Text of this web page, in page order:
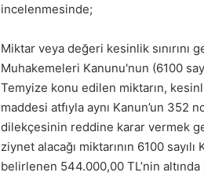
incelenmesinde;
Miktar veya değeri kesinlik sınırını
Muhakemeleri Kanunu'nun (6100
Temyize konu edilen miktarın,
maddesi atfıyla aynı Kanun’un 352
dilekçesinin reddine karar vermek
ziynet alacağı miktarının 6100
belirlenen 544.000,00 TL’nin altında